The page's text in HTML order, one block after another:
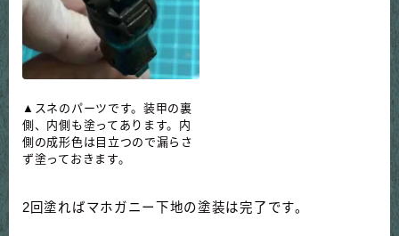
▲スネのパーツです。装甲の裏
側、内側も塗ってあります。内
側の成形色は目立つので漏らさ
ず塗っておきます。
2回塗ればマホガニー下地の塗装は完了です。